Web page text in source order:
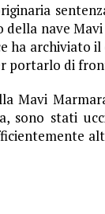
nave
ha archiviato
portarlo di
Mavi
sono stati